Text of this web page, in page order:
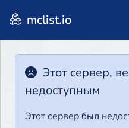
mclist.io
Этот сервер,
недоступным
Этот сервер был